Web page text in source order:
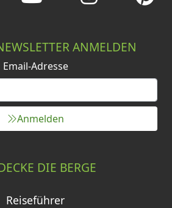
ANMELDEN
Email-Adresse
Anmelden
DIE BERGE
Reiseführer